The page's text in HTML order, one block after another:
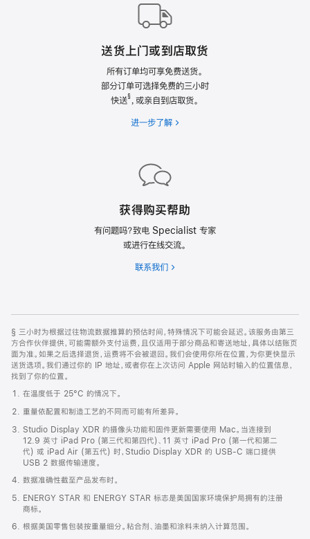
送货上门或到店取货
所有订单均可享免费送货。
部分订单可选择免费的三小时
快送§ ，或亲自到店取货。
进一步了解
获得购买帮助
有问题吗？致电 Specialist 专家
或进行在线交流。
联系我们
§ 三小时为根据过往物流数据推算的预估时间，特殊情况下可能会延迟。该服务由第三
方合作伙伴提供，可能需额外支付运费，且仅适用于部分商品和寄送地址，具体以结账页
面为准。如果之后选择退货，运费将不会被退回。我们会使用你所在位置，为你更快显示
送货选项。我们通过你的 IP 地址，或者你在上次访问 Apple 网站时输入的位置信息，
找到了你的位置。
在温度低于 25°C 的情况下。
重量依配置和制造工艺的不同而可能有所差异。
Studio Display XDR 的摄像头功能和固件更新需要使用 Mac。当连接到
12.9 英寸 iPad Pro (第三代和第四代)、11 英寸 iPad Pro (第一代和第二
代) 或 iPad Air (第五代) 时，Studio Display XDR 的 USB-C 端口提供
USB 2 数据传输速度。
数据准确性截至产品发布时。
ENERGY STAR 和 ENERGY STAR 标志是美国国家环境保护局拥有的注册
商标。
根据美国零售包装按重量细分。粘合剂、油墨和涂料未纳入计算范围。